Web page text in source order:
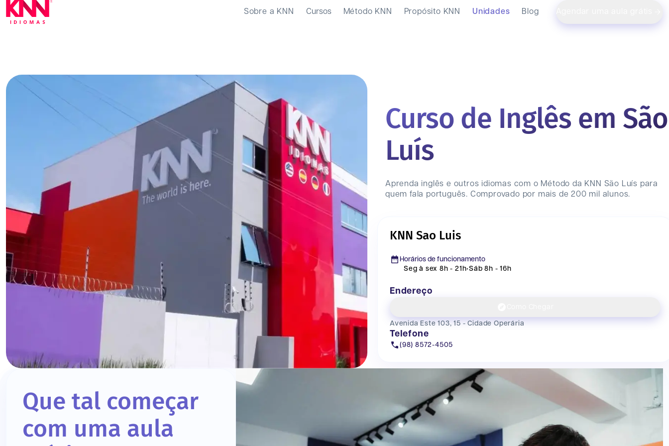
Sobre a KNN Cursos Método KNN Propósito KNN Unidades Blog
Curso de Inglês em São
Luís
Aprenda inglês e outros idiomas com o Método da KNN São Luís para
quem fala português. Comprovado por mais de 200 mil alunos.
KNN Sao Luis
Horários de funcionamento
Seg à sex 8h - 21h•Sáb 8h - 16h
Endereço
Avenida Este 103, 15 - Cidade Operária
Telefone
(98) 8572-4505
Que tal começar
com uma aula